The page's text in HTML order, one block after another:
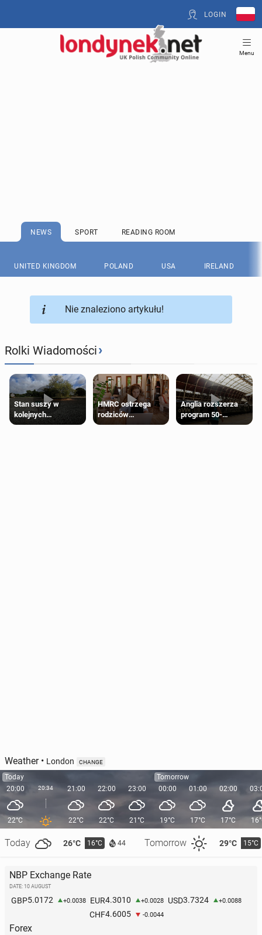
LOGIN
Menu
NEWS SPORT READING ROOM
UNITED KINGDOM POLAND USA IRELAND
Nie znaleziono artykułu!
Rolki Wiadomości›
Stan suszy w
kolejnych
regionach Anglii.
HMRC ostrzega
rodziców
pobierających Child
Anglia rozszerza
program 50-
procentowych
Weather• London CHANGE
Today
20:00
22°C
Today 26°C 16°C 44 Tomorrow 29°C 15°C
20:34 21:00
22°C
22:00
22°C
23:00
21°C
Tomorrow
00:00
19°C
01:00
17°C
02:00
17°C
NBP Exchange Rate
DATE: 10 AUGUST
GBP5.0172 +0.0038 EUR4.3010 +0.0028 USD3.7324 +0.0088
CHF4.6005 -0.0044
Forex